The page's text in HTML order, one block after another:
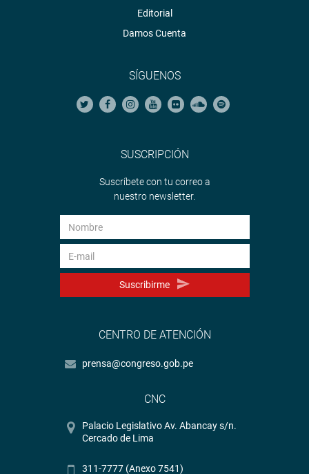
Editorial
Damos Cuenta
SÍGUENOS
SUSCRIPCIÓN
Suscríbete con tu correo a
nuestro newsletter.
Suscribirme
CENTRO DE ATENCIÓN
prensa@congreso.gob.pe
CNC
Palacio Legislativo Av. Abancay s/n.
Cercado de Lima
311-7777 (Anexo 7541)